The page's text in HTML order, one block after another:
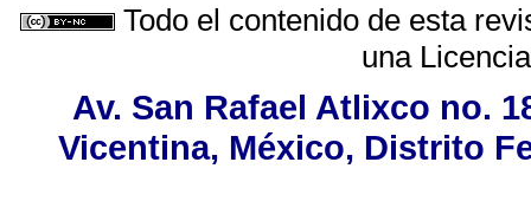
Todo el contenido de esta
una
Av. San Rafael Atlixco no.
Vicentina, México, Distrito